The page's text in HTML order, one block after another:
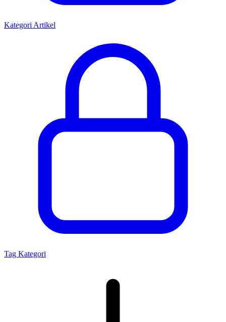
Kategori Artikel
Tag Kategori